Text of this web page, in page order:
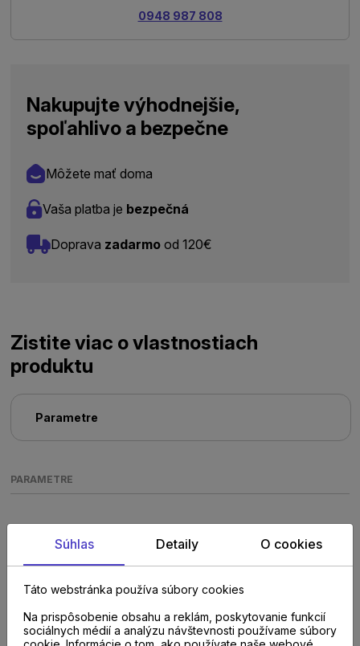
0948 987 808
Nakupujte výhodnejšie,
spoľahlivo a bezpečne
Môžete mať doma
Vaša platba je bezpečná
Doprava zadarmo od 120€
Zistite viac o vlastnostiach
produktu
Parametre
PARAMETRE
Poraďte sa s
Súhlas Detaily O cookies
Táto webstránka používa súbory cookies
Na prispôsobenie obsahu a reklám, poskytovanie funkcií
sociálnych médií a analýzu návštevnosti používame súbory